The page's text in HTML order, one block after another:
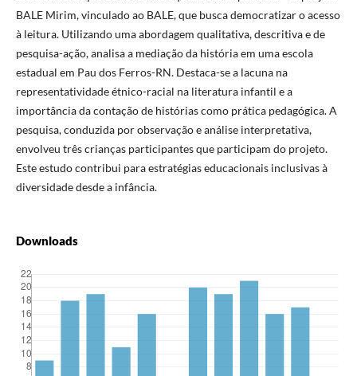
BALE Mirim, vinculado ao BALE, que busca democratizar o acesso
à leitura. Utilizando uma abordagem qualitativa, descritiva e de
pesquisa-ação, analisa a mediação da história em uma escola
estadual em Pau dos Ferros-RN. Destaca-se a lacuna na
representatividade étnico-racial na literatura infantil e a
importância da contação de histórias como prática pedagógica. A
pesquisa, conduzida por observação e análise interpretativa,
envolveu três crianças participantes que participam do projeto.
Este estudo contribui para estratégias educacionais inclusivas à
diversidade desde a infância.
Downloads